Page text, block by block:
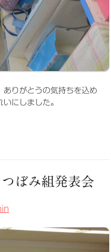
ありがとうの気持ちを込め
にしました。
ぼみ組発表会